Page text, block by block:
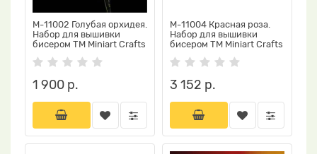
М-11002 Голубая орхидея.
Набор для вышивки
бисером ТМ Miniart Crafts
1 900 р.
М-11004 Красная роза.
Набор для вышивки
бисером ТМ Miniart Crafts
3 152 р.